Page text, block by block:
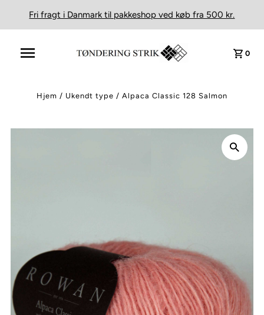
Fri fragt i Danmark til pakkeshop ved køb fra 500 kr.
0
Hjem / Ukendt type / Alpaca Classic 128 Salmon